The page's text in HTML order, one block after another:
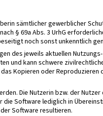
sämtlicher gewerblicher
§ 69a Abs. 3 UrhG
noch sonst unkenntlich
des jeweils aktuellen
und kann schwere
Kopieren oder
Die Nutzerin bzw. der
Software lediglich in
Software resultieren.